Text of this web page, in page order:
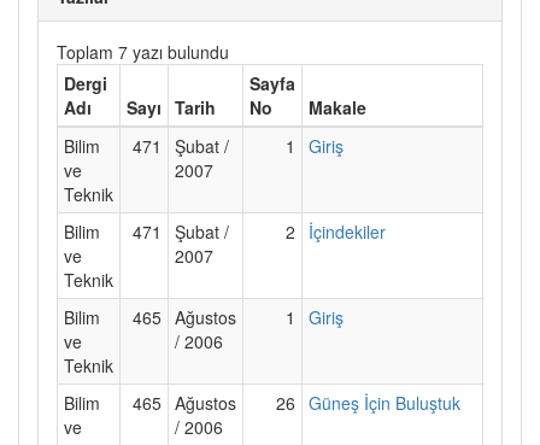
Toplam 7 yazı bulundu
Dergi
Adı
Sayı Tarih
Sayfa
No
Makale
Bilim
ve
Teknik
471
Şubat /
2007
1 Giriş
Bilim
ve
Teknik
471
Şubat /
2007
2 İçindekiler
Bilim
ve
Teknik
465 Ağustos
/ 2006
1 Giriş
Bilim
ve
465 Ağustos
/ 2006
26 Güneş İçin Buluştuk